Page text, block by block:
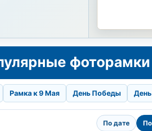
фоторамки
Рамка к 9 Мая День Победы
По дате